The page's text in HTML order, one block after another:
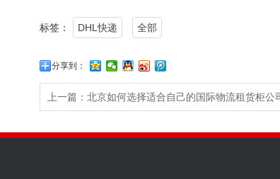
标签： DHL快递 全部
分享到：
上一篇： 北京如何选择适合自己的国际物流租货柜公